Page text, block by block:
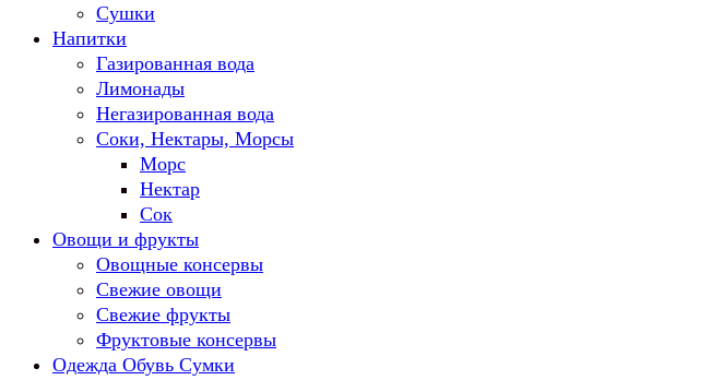
Сушки
Напитки
Газированная вода
Лимонады
Негазированная вода
Соки, Нектары, Морсы
Морс
Нектар
Сок
Овощи и фрукты
Овощные консервы
Свежие овощи
Свежие фрукты
Фруктовые консервы
Одежда Обувь Сумки